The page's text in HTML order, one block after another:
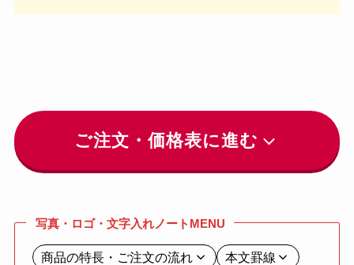
ご注文・価格表に進む
写真・ロゴ・文字入れノートMENU
商品の特長・ご注文の流れ
本文罫線